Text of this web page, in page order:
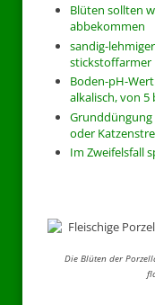
Blüten sollten
abbekommen
sandig-
stickstoffarmer
Boden-pH-
alkalisch, von 5
oder
Im Zweifelsfall
Die Blüten der